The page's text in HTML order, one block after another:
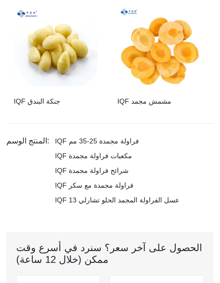
IQF جنكة البندق IQF مشمش مجمد
المنتج الوسم:
IQF فراولة مجمدة 25-35 مم
IQF مكعبات فراولة مجمدة
IQF شرائح فراولة مجمدة
IQF فراولة مجمدة مع سكر
IQF عسل الفراولة المجمد الحلو تشارلي 13
الحصول على آخر سعر؟ سنرد في أسرع وقت
ممكن (خلال 12 ساعة)